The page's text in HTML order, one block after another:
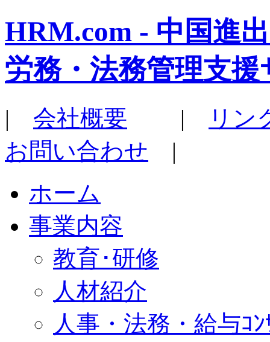
HRM.com - 中国進
労務・法務管理支援
| 会社概要 |
リン
お問い合わせ |
ホーム
事業内容
教育･研修
人材紹介
人事・法務・給与ｺﾝ